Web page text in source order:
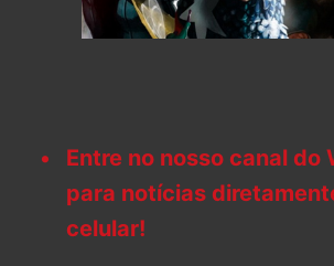
Entre no nosso canal do
para notícias
celular!